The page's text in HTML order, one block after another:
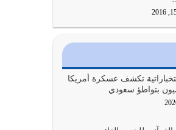
نفسك هنا اترك القرآن
وأعرض ما لديك على…
تكشف عسكرة أمريكا
بتواطؤ سعودي